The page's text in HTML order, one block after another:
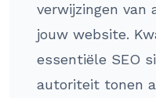
verwijzingen van
jouw website.
essentiële SEO
autoriteit tonen